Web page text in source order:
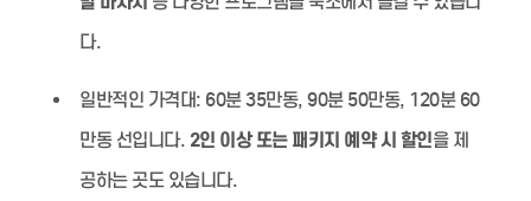
다.
일반적인 가격대: 60분 35만동, 90분 50만동, 120분 60
만동 선입니다. 2인 이상 또는 패키지 예약 시 할인을 제
공하는 곳도 있습니다.